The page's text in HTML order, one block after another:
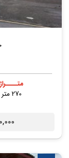
متــــراژ
270 متر